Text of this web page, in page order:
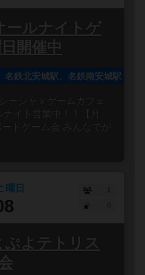
ールナイトゲ
開催中
名鉄北安城駅、名鉄南安城駅
ーシャｘゲームカフェ
イト営業中！！【月
ドゲーム会 みんなでが
曜日
1
ぷよテトリス